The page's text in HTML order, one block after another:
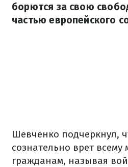
борются за свою
частью европейского
Шевченко подчеркнул,
сознательно врет
гражданам, называя